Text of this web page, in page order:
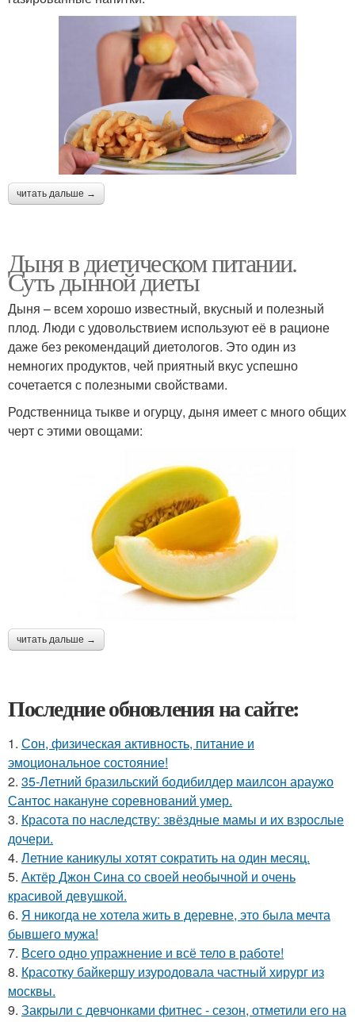
читать дальше →
Дыня в диетическом питании.
Суть дынной диеты
Дыня – всем хорошо известный, вкусный и полезный
плод. Люди с удовольствием используют её в рационе
даже без рекомендаций диетологов. Это один из
немногих продуктов, чей приятный вкус успешно
сочетается с полезными свойствами.
Родственница тыкве и огурцу, дыня имеет с много общих
черт с этими овощами:
читать дальше →
Последние обновления на сайте:
1. Сон, физическая активность, питание и
эмоциональное состояние!
2. 35-Летний бразильский бодибилдер маилсон араужо
Сантос накануне соревнований умер.
3. Красота по наследству: звёздные мамы и их взрослые
дочери.
4. Летние каникулы хотят сократить на один месяц.
5. Актёр Джон Сина со своей необычной и очень
красивой девушкой.
6. Я никогда не хотела жить в деревне, это была мечта
бывшего мужа!
7. Всего одно упражнение и всё тело в работе!
8. Красотку байкершу изуродовала частный хирург из
москвы.
9. Закрыли с девчонками фитнес - сезон, отметили его на